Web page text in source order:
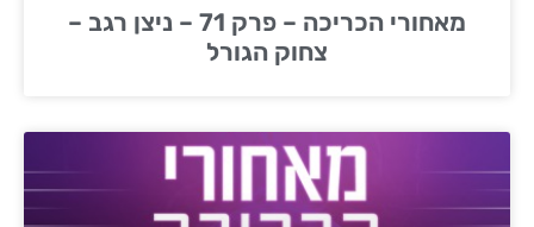
מאחורי הכריכה – פרק 71 – ניצן רגב –
צחוק הגורל